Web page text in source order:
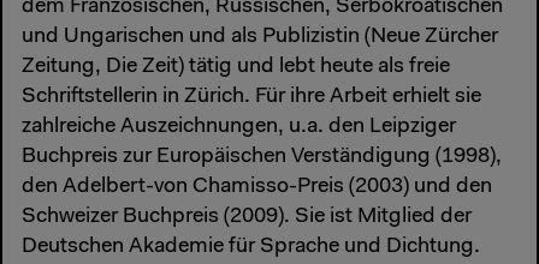
dem Französischen, Russischen, Serbokroatischen
und Ungarischen und als Publizistin (Neue Zürcher
Zeitung, Die Zeit) tätig und lebt heute als freie
Schriftstellerin in Zürich. Für ihre Arbeit erhielt sie
zahlreiche Auszeichnungen, u.a. den Leipziger
Buchpreis zur Europäischen Verständigung (1998),
den Adelbert-von Chamisso-Preis (2003) und den
Schweizer Buchpreis (2009). Sie ist Mitglied der
Deutschen Akademie für Sprache und Dichtung.